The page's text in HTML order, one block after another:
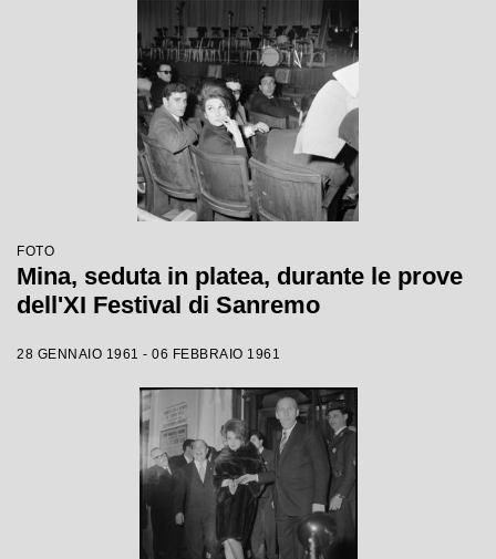
FOTO
Mina, seduta in platea, durante le prove
dell'XI Festival di Sanremo
28 GENNAIO 1961 - 06 FEBBRAIO 1961